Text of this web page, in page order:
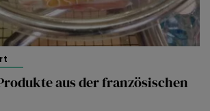
aus der französischen